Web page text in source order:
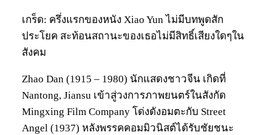
เกร็ด: ครึ่งแรกของหนัง Xiao Yun ไม่มีบทพูดสัก
ประโยค สะท้อนสถานะของเธอไม่มีสิทธิ์เสียงใดๆใน
สังคม
Zhao Dan (1915 – 1980) นักแสดงชาวจีน เกิดที่
Nantong, Jiansu เข้าสู่วงการภาพยนตร์ในสังกัด
Mingxing Film Company โด่งดังอมตะกับ Street
Angel (1937) หลังพรรคคอมมิวนิสต์ได้รับชัยชนะ